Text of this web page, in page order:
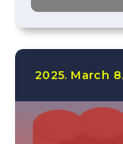
2025. March 8.